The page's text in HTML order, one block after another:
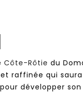
Côte-Rôtie du
raffinée qui
développer